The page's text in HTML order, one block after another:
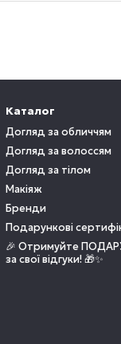
Каталог
Догляд за обличчям
Догляд за волоссям
Догляд за тілом
Макіяж
Бренди
Подарункові
🎉 Отримуйте
за свої відгуки! 🎁✨